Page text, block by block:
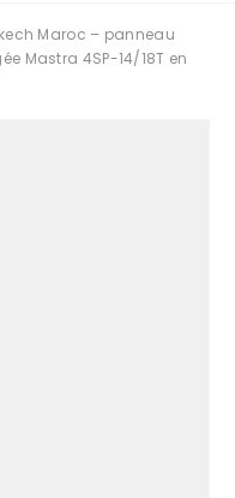
Maroc – panneau
Mastra 4SP-14/18T en